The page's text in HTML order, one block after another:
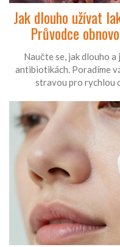
Jak dlouho užívat
Průvodce
Naučte se, jak dlouho
antibiotikách. Poradíme
stravou pro rychlou